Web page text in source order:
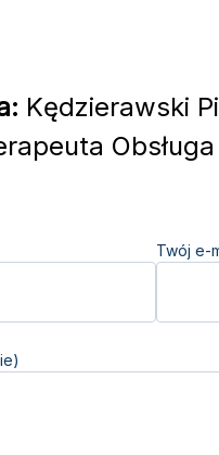
Kędzierawski
Twój e-